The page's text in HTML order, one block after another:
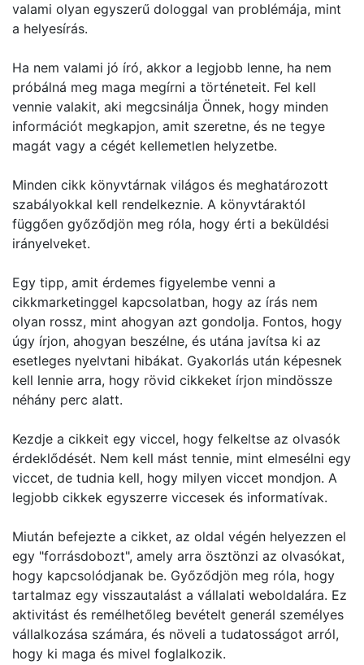
valami olyan egyszerű dologgal van problémája, mint
a helyesírás.
Ha nem valami jó író, akkor a legjobb lenne, ha nem
próbálná meg maga megírni a történeteit. Fel kell
vennie valakit, aki megcsinálja Önnek, hogy minden
információt megkapjon, amit szeretne, és ne tegye
magát vagy a cégét kellemetlen helyzetbe.
Minden cikk könyvtárnak világos és meghatározott
szabályokkal kell rendelkeznie. A könyvtáraktól
függően győződjön meg róla, hogy érti a beküldési
irányelveket.
Egy tipp, amit érdemes figyelembe venni a
cikkmarketinggel kapcsolatban, hogy az írás nem
olyan rossz, mint ahogyan azt gondolja. Fontos, hogy
úgy írjon, ahogyan beszélne, és utána javítsa ki az
esetleges nyelvtani hibákat. Gyakorlás után képesnek
kell lennie arra, hogy rövid cikkeket írjon mindössze
néhány perc alatt.
Kezdje a cikkeit egy viccel, hogy felkeltse az olvasók
érdeklődését. Nem kell mást tennie, mint elmesélni egy
viccet, de tudnia kell, hogy milyen viccet mondjon. A
legjobb cikkek egyszerre viccesek és informatívak.
Miután befejezte a cikket, az oldal végén helyezzen el
egy "forrásdobozt", amely arra ösztönzi az olvasókat,
hogy kapcsolódjanak be. Győződjön meg róla, hogy
tartalmaz egy visszautalást a vállalati weboldalára. Ez
aktivitást és remélhetőleg bevételt generál személyes
vállalkozása számára, és növeli a tudatosságot arról,
hogy ki maga és mivel foglalkozik.